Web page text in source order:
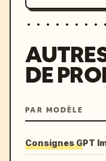
DE
PAR MODÈLE
Consignes GPT